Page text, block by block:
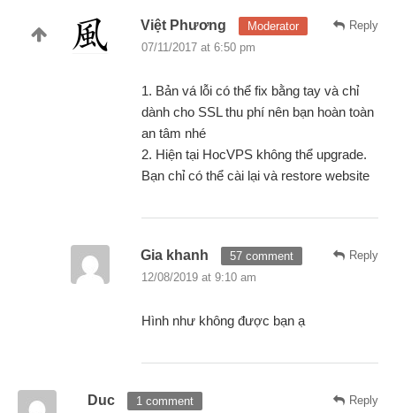
Reply
Việt Phương
Moderator
07/11/2017 at 6:50 pm
1. Bản vá lỗi có thể fix bằng tay và chỉ
dành cho SSL thu phí nên bạn hoàn toàn
an tâm nhé
2. Hiện tại HocVPS không thể upgrade.
Bạn chỉ có thể cài lại và restore website
Reply
Gia khanh
57 comment
12/08/2019 at 9:10 am
Hình như không được bạn ạ
Reply
Duc 1 comment